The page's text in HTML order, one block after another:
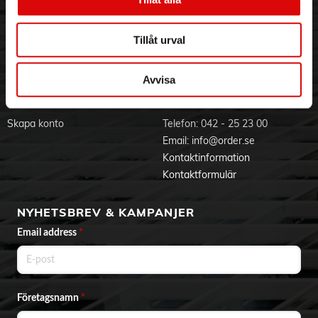
Tillåt urval
Avvisa
- Ikoniska aussie-dofter: ljuvliga, tropiska fruktdofter med
- För bättre resultat: följ upp med aussie deeep moisture
conditioner eller 3 minute miracle deep conditioner för mer
intensiv återfuktning, ditt hår kommer att tacka dig!
Visselblåsning
Varumärken
Godsefterlysning & Felleverans
Om cookies
BLI KUND
Skapa konto
KONTAKTA OSS
Telefon: 042 - 25 23 00
Email: info@order.se
Kontaktinformation
Kontaktformulär
NYHETSBREV & KAMPANJER
Email address *
Företagsnamn*